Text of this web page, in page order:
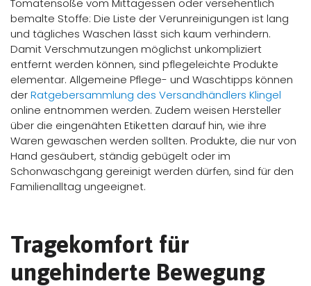
Tomatensoße vom Mittagessen oder versehentlich
bemalte Stoffe: Die Liste der Verunreinigungen ist lang
und tägliches Waschen lässt sich kaum verhindern.
Damit Verschmutzungen möglichst unkompliziert
entfernt werden können, sind pflegeleichte Produkte
elementar. Allgemeine Pflege- und Waschtipps können
derRatgebersammlung des Versandhändlers Klingel
online entnommen werden. Zudem weisen Hersteller
über die eingenähten Etiketten darauf hin, wie ihre
Waren gewaschen werden sollten. Produkte, die nur von
Hand gesäubert, ständig gebügelt oder im
Schonwaschgang gereinigt werden dürfen, sind für den
Familienalltag ungeeignet.
Tragekomfort für
ungehinderte Bewegung